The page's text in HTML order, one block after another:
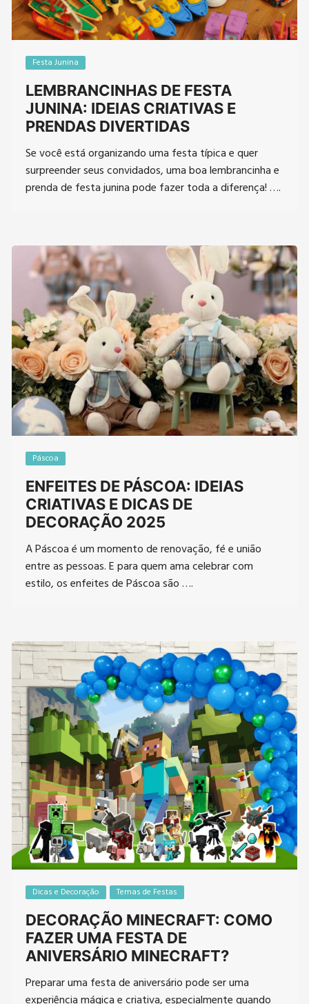
Festa Junina
LEMBRANCINHAS DE FESTA
JUNINA: IDEIAS CRIATIVAS E
PRENDAS DIVERTIDAS
Se você está organizando uma festa típica e quer
surpreender seus convidados, uma boa lembrancinha e
prenda de festa junina pode fazer toda a diferença! ….
Páscoa
ENFEITES DE PÁSCOA: IDEIAS
CRIATIVAS E DICAS DE
DECORAÇÃO 2025
A Páscoa é um momento de renovação, fé e união
entre as pessoas. E para quem ama celebrar com
estilo, os enfeites de Páscoa são ….
Dicas e Decoração Temas de Festas
DECORAÇÃO MINECRAFT: COMO
FAZER UMA FESTA DE
ANIVERSÁRIO MINECRAFT?
Preparar uma festa de aniversário pode ser uma
experiência mágica e criativa, especialmente quando